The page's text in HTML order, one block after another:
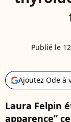
Publié le
Ajoutez Ode à
Laura Felpin
apparence”